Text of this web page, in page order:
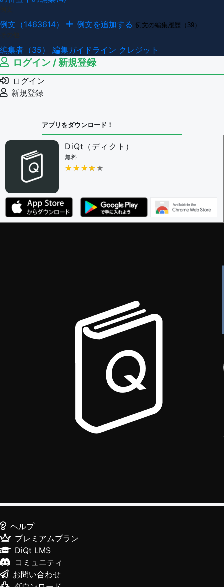
例文（1463614） 例文を追加する 例文の編集履歴（39）
編集者（35） 編集ガイドライン クレジット
ログイン / 新規登録
ログイン
新規登録
アプリをダウンロード！
DiQt（ディクト）
無料
★★★★★
★★★★★
ヘルプ
プレミアムプラン
DiQt LMS
コミュニティ
お問い合わせ